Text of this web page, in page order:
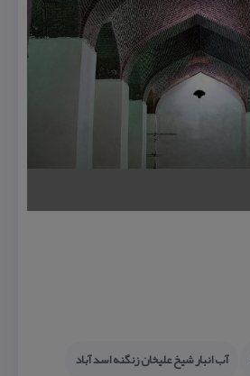
آب انبار شیخ علیخان زنگنه اسد آباد